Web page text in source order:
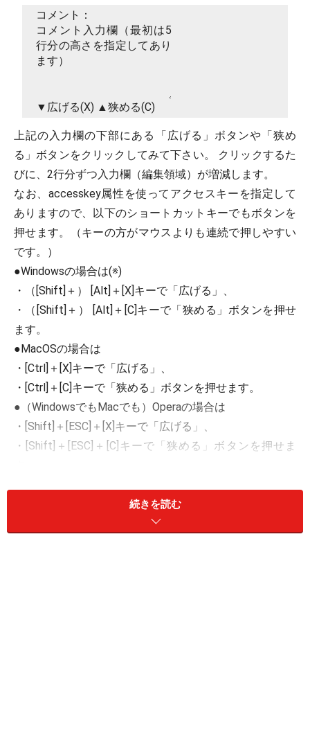
コメント：
上記の入力欄の下部にある「広げる」ボタンや「狭め
る」ボタンをクリックしてみて下さい。 クリックするた
びに、2行分ずつ入力欄（編集領域）が増減します。
なお、accesskey属性を使ってアクセスキーを指定して
ありますので、以下のショートカットキーでもボタンを
押せます。（キーの方がマウスよりも連続で押しやすい
です。）
●Windowsの場合は(※)
・（[Shift]＋） [Alt]＋[X]キーで「広げる」、
・（[Shift]＋） [Alt]＋[C]キーで「狭める」ボタンを押せ
ます。
●MacOSの場合は
・[Ctrl]＋[X]キーで「広げる」、
・[Ctrl]＋[C]キーで「狭める」ボタンを押せます。
●（WindowsでもMacでも）Operaの場合は
・[Shift]＋[ESC]＋[X]キーで「広げる」、
・[Shift]＋[ESC]＋[C]キーで「狭める」ボタンを押せま
Windows版Safariでは、[Shift]キーはあってもなくても構いませ
続きを読む